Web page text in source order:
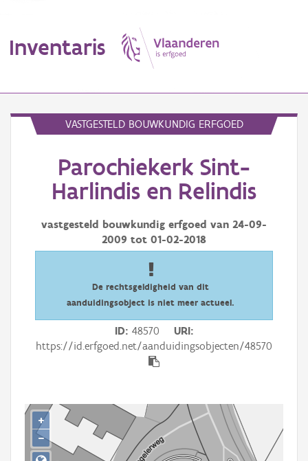
Inventaris
Erfgoedobject
Aanduidingsobject
Waarneming
Downloads
Aanmelden
VASTGESTELD BOUWKUNDIG ERFGOED
Parochiekerk Sint-
Harlindis en Relindis
vastgesteld bouwkundig erfgoed van 24-09-
2009 tot 01-02-2018
De rechtsgeldigheid van dit
aanduidingsobject is niet meer actueel.
ID 48570
URI
https://id.erfgoed.net/aanduidingsobjecten/48570
+
−